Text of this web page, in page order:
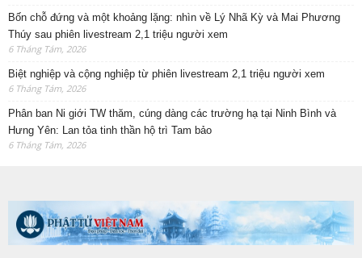
Bốn chỗ đứng và một khoảng lặng: nhìn về Lý Nhã Kỳ và Mai Phương
Thúy sau phiên livestream 2,1 triệu người xem
6 Tháng Tám, 2026
Biệt nghiệp và cộng nghiệp từ phiên livestream 2,1 triệu người xem
6 Tháng Tám, 2026
Phân ban Ni giới TW thăm, cúng dàng các trường hạ tại Ninh Bình và
Hưng Yên: Lan tỏa tinh thần hộ trì Tam bảo
6 Tháng Tám, 2026